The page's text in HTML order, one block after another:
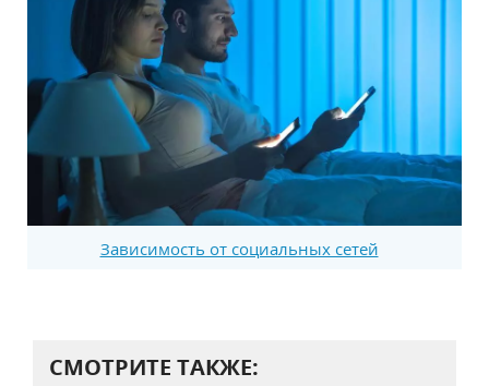
Зависимость от социальных сетей
СМОТРИТЕ ТАКЖЕ: